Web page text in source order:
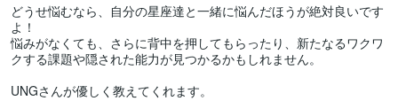
どうせ悩むなら、自分の星座達と一緒に悩んだほうが絶対良いです
よ！
悩みがなくても、さらに背中を押してもらったり、新たなるワクワ
クする課題や隠された能力が見つかるかもしれません。
UNGさんが優しく教えてくれます。